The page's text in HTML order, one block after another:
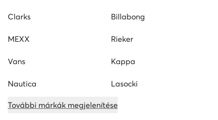
Clarks Billabong
MEXX Rieker
Vans Kappa
Nautica Lasocki
További márkák megjelenítése